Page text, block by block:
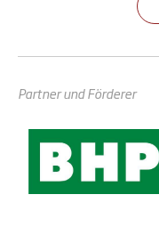
Partner und Förderer